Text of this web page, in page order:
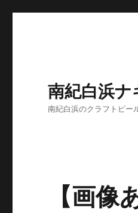
南紀白浜
南紀白浜のクラフトビー
【画